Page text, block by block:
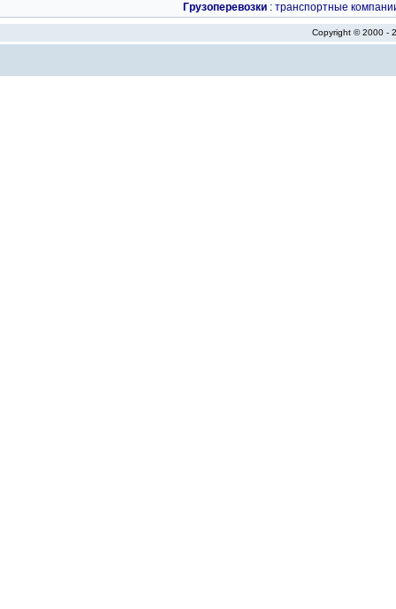
Грузоперевозки : транспортные
Copyright © 2000 -